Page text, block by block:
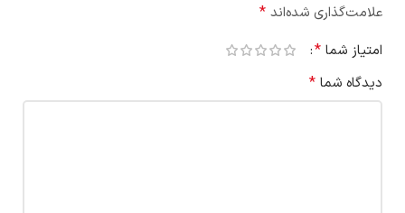
علامت‌گذاری شده‌اند *
امتیاز شما *
دیدگاه شما *